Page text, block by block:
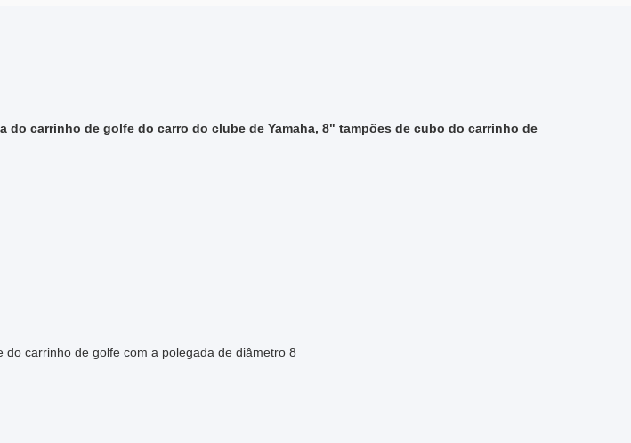
do carrinho de golfe do carro do clube de Yamaha, 8" tampões de cubo do carrinho de
carrinho de golfe com a polegada de diâmetro 8